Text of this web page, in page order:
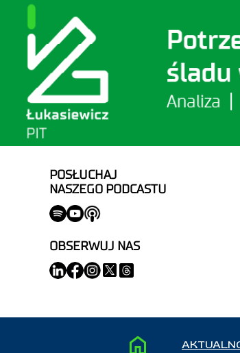
POSŁUCHAJ
NASZEGO PODCASTU
OBSERWUJ NAS